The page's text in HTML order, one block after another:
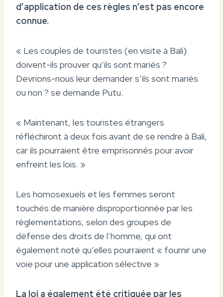
d’application de ces règles n’est pas encore
connue.
« Les couples de touristes (en visite à Bali)
doivent-ils prouver qu’ils sont mariés ?
Devrions-nous leur demander s’ils sont mariés
ou non ? se demande Putu.
« Maintenant, les touristes étrangers
réfléchiront à deux fois avant de se rendre à Bali,
car ils pourraient être emprisonnés pour avoir
enfreint les lois. »
Les homosexuels et les femmes seront
touchés de manière disproportionnée par les
réglementations, selon des groupes de
défense des droits de l’homme, qui ont
également noté qu’elles pourraient « fournir une
voie pour une application sélective »
La loi a également été critiquée par les